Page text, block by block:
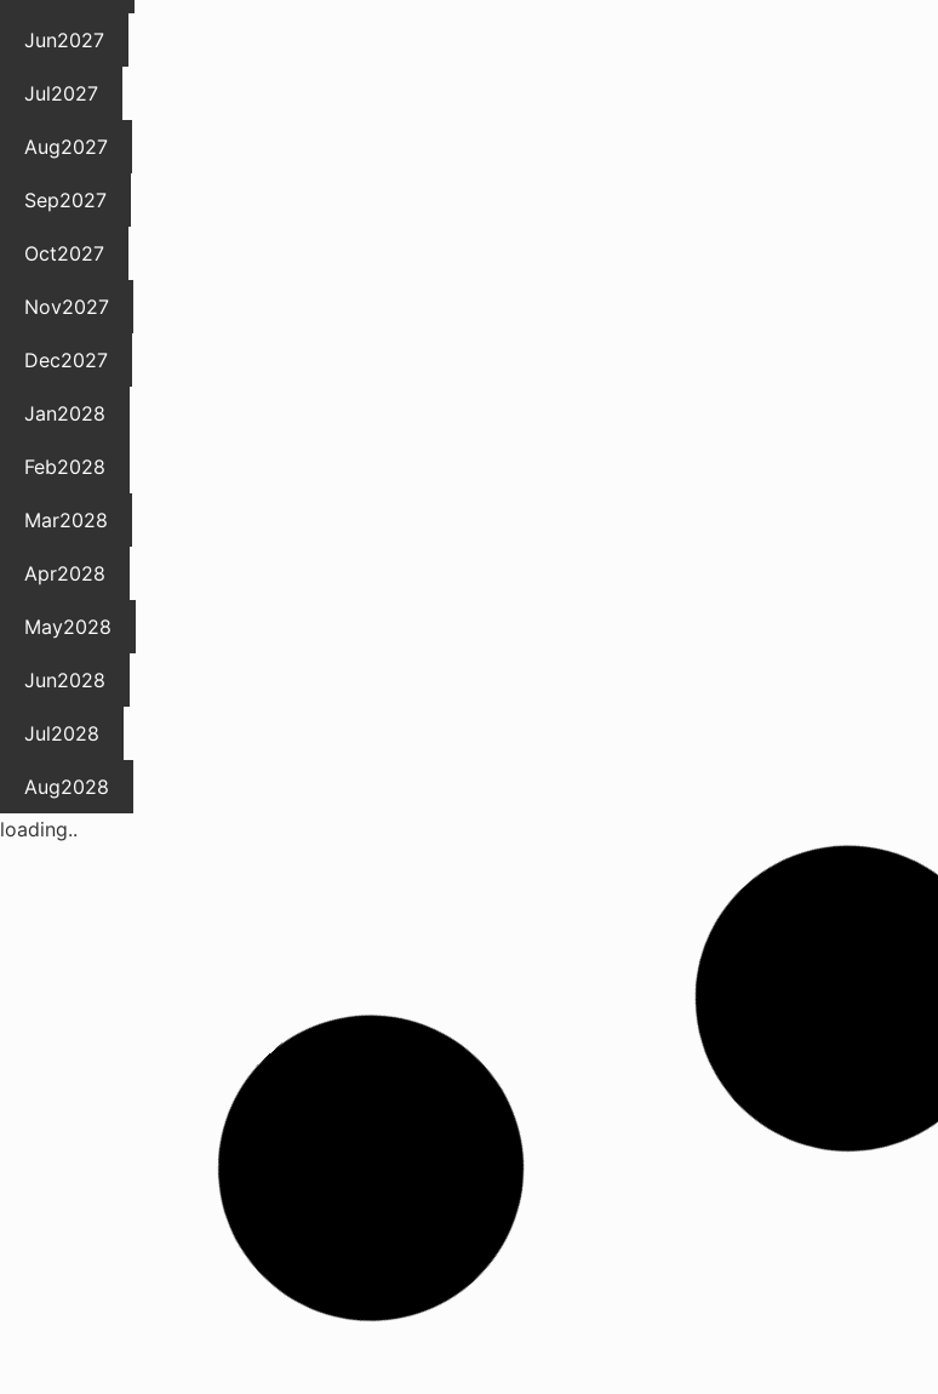
Jun2027
Jul2027
Aug2027
Sep2027
Oct2027
Nov2027
Dec2027
Jan2028
Feb2028
Mar2028
Apr2028
May2028
Jun2028
Jul2028
Aug2028
loading..